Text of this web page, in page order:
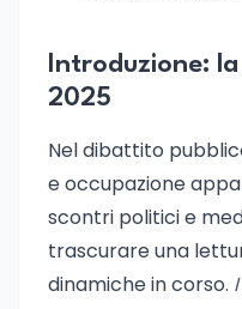
Introduzione:
2025
Nel dibattito
e occupazione
scontri politici e
trascurare una
dinamiche in corso.